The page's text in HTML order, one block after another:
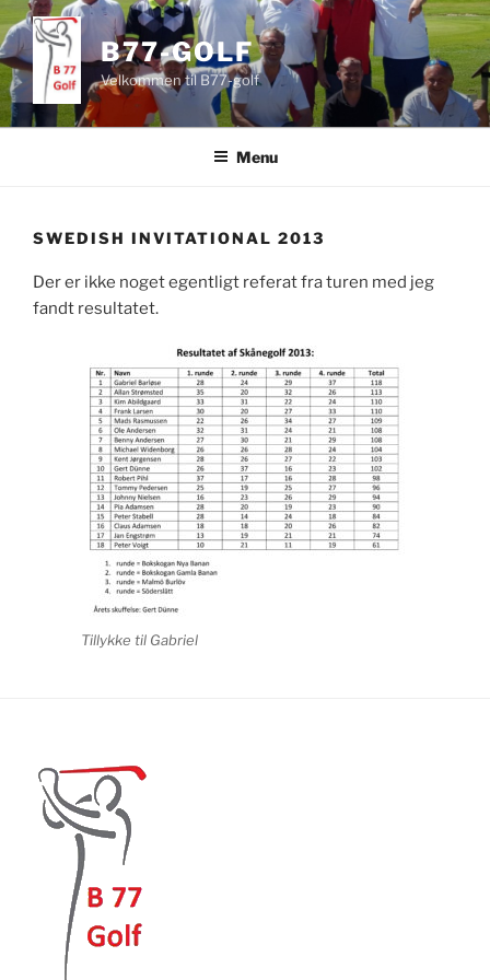
Videre
til
indhold
B77-GOLF
Velkommen til B77-golf
Menu
SWEDISH INVITATIONAL 2013
Der er ikke noget egentligt referat fra turen med jeg
fandt resultatet.
Tillykke til Gabriel